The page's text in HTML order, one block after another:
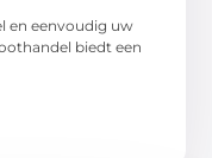
en eenvoudig uw
biedt een